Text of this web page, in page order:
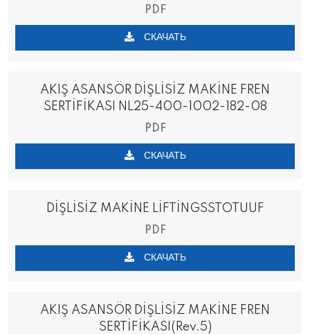
PDF
СКАЧАТЬ
AKIŞ ASANSÖR DİŞLİSİZ MAKİNE FREN
SERTİFİKASI NL25-400-1002-182-08
PDF
СКАЧАТЬ
DİŞLİSİZ MAKİNE LİFTİNGSSTOTUUF
PDF
СКАЧАТЬ
AKIŞ ASANSÖR DİŞLİSİZ MAKİNE FREN
SERTİFİKASI(Rev.5)